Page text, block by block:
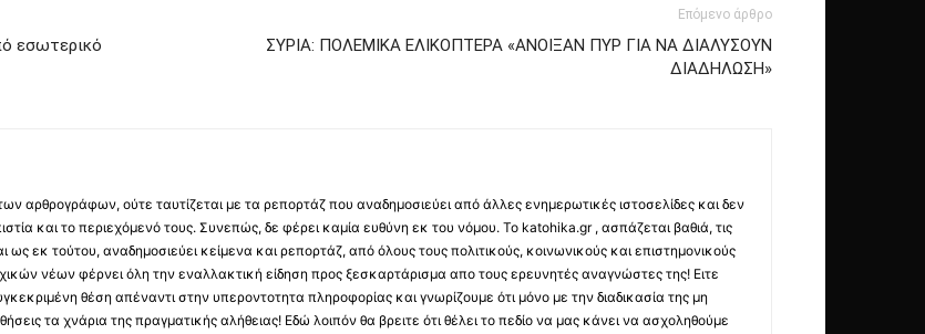
εσωτερικό
Επόμενο άρθρο
ΣΥΡΙΑ: ΠΟΛΕΜΙΚΑ ΕΛΙΚΟΠΤΕΡΑ «ΑΝΟΙΞΑΝ ΠΥΡ ΓΙΑ ΝΑ ΔΙΑΛΥΣΟΥΝ
ΔΙΑΔΗΛΩΣΗ»
αρθρογράφων, ούτε ταυτίζεται με τα ρεπορτάζ που αναδημοσιεύει από άλλες ενημερωτικές ιστοσελίδες και δεν
και το περιεχόμενό τους. Συνεπώς, δε φέρει καμία ευθύνη εκ του νόμου. Το katohika.gr , ασπάζεται βαθιά, τις
εκ τούτου, αναδημοσιεύει κείμενα και ρεπορτάζ, από όλους τους πολιτικούς, κοινωνικούς και επιστημονικούς
νέων φέρνει όλη την εναλλακτική είδηση προς ξεσκαρτάρισμα απο τους ερευνητές αναγνώστες της! Ειτε
θέση απέναντι στην υπεροντοτητα πληροφορίας και γνωρίζουμε ότι μόνο με την διαδικασία της μη
τα χνάρια της πραγματικής αλήθειας! Εδώ λοιπόν θα βρειτε ότι θέλει το πεδίο να μας κάνει να ασχοληθούμε